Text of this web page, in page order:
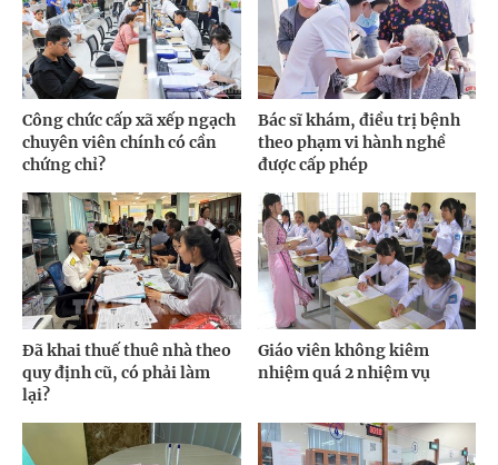
Công chức cấp xã xếp ngạch
chuyên viên chính có cần
chứng chỉ?
Bác sĩ khám, điều trị bệnh
theo phạm vi hành nghề
được cấp phép
Đã khai thuế thuê nhà theo
quy định cũ, có phải làm
lại?
Giáo viên không kiêm
nhiệm quá 2 nhiệm vụ